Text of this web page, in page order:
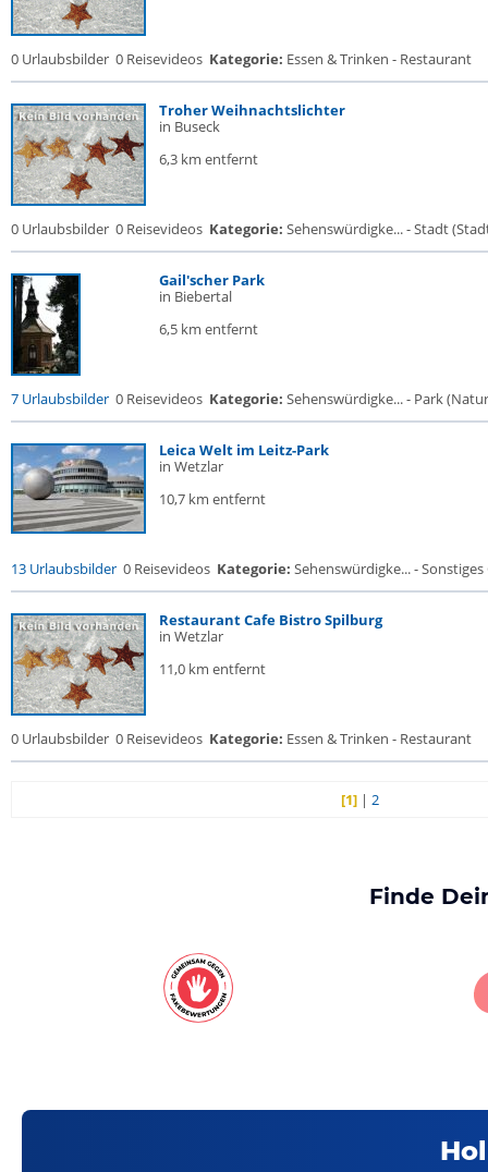
0 Urlaubsbilder 0 Reisevideos Kategorie: Essen & Trinken - Restaurant
Troher Weihnachtslichter
in Buseck
6,3 km entfernt
0 Urlaubsbilder 0 Reisevideos Kategorie: Sehenswürdigke... - Stadt
Gail'scher Park
in Biebertal
6,5 km entfernt
7 Urlaubsbilder 0 Reisevideos Kategorie: Sehenswürdigke... - Park
Leica Welt im Leitz-Park
in Wetzlar
10,7 km entfernt
13 Urlaubsbilder 0 Reisevideos Kategorie: Sehenswürdigke... -
Restaurant Cafe Bistro Spilburg
in Wetzlar
11,0 km entfernt
0 Urlaubsbilder 0 Reisevideos Kategorie: Essen & Trinken - Restaurant
[1] |2
Finde